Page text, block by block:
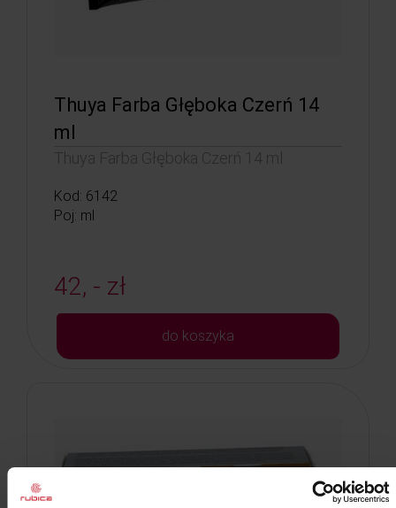
Thuya Farba Głęboka Czerń 14
ml
Thuya Farba Głęboka Czerń 14 ml
Kod: 6142
Poj: ml
42, - zł
do koszyka